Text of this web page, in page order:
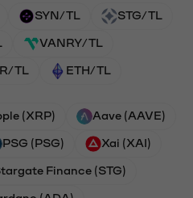
SYN/TL STG/TL
VANRY/TL
TL ETH/TL
(XRP) Aave (AAVE)
PSG (PSG) Xai (XAI)
Finance (STG)